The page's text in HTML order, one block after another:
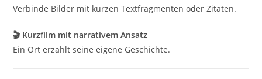
Verbinde Bilder mit kurzen Textfragmenten oder Zitaten.
🎬 Kurzfilm mit narrativem Ansatz
Ein Ort erzählt seine eigene Geschichte.